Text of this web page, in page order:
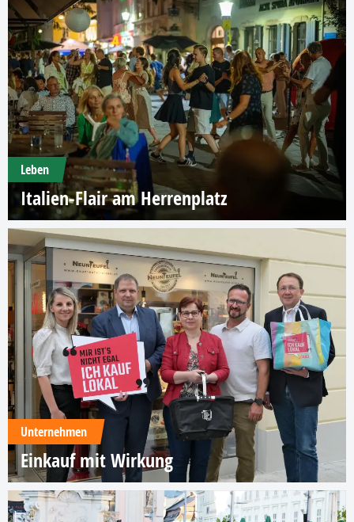
Leben
Italien-Flair am Herrenplatz
Unternehmen
Einkauf mit Wirkung